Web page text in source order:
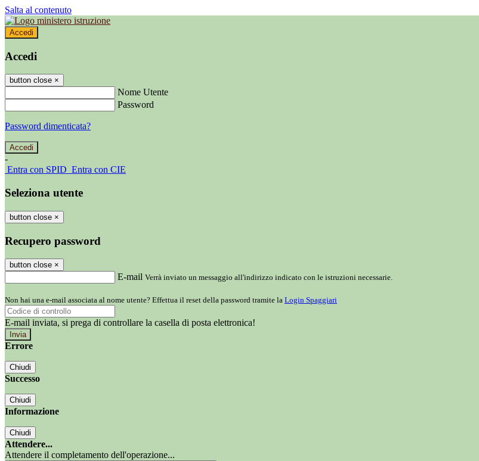
Salta al contenuto
Accedi
Accedi
button close ×
Nome Utente
Password
Password dimenticata?
-
Entra con SPID Entra con CIE
Seleziona utente
button close ×
Recupero password
button close ×
E-mail Verrà inviato un messaggio all'indirizzo indicato con le istruzioni necessarie.
Non hai una e-mail associata al nome utente? Effettua il reset della password tramite la Login Spaggiari
E-mail inviata, si prega di controllare la casella di posta elettronica!
Errore
Chiudi
Successo
Chiudi
Informazione
Chiudi
Attendere...
Attendere il completamento dell'operazione...